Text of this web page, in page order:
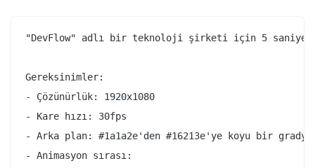
"DevFlow" adlı bir teknoloji şirketi için 5
Gereksinimler:
- Çözünürlük: 1920x1080
- Kare hızı: 30fps
- Arka plan: #1a1a2e'den #16213e'ye koyu bir
- Animasyon sırası: